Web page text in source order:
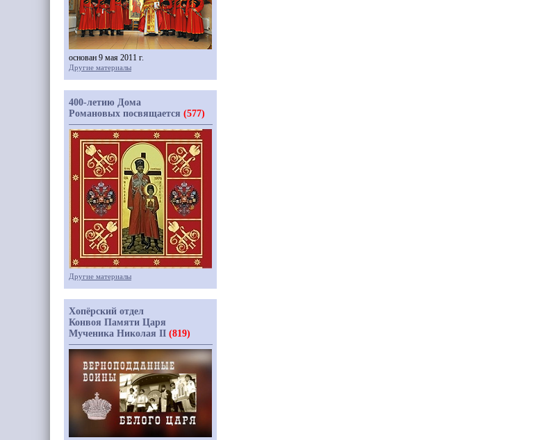
основан 9 мая 2011 г.
Другие материалы
400-летию Дома
Романовых посвящается (577)
Другие материалы
Хопёрский отдел
Конвоя Памяти Царя
Мученика Николая II (819)